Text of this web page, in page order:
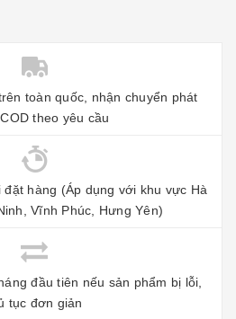
toàn quốc, nhận chuyển phát
theo yêu cầu
hàng (Áp dụng với khu vực Hà
Vĩnh Phúc, Hưng Yên)
đầu tiên nếu sản phẩm bị lỗi,
tục đơn giản